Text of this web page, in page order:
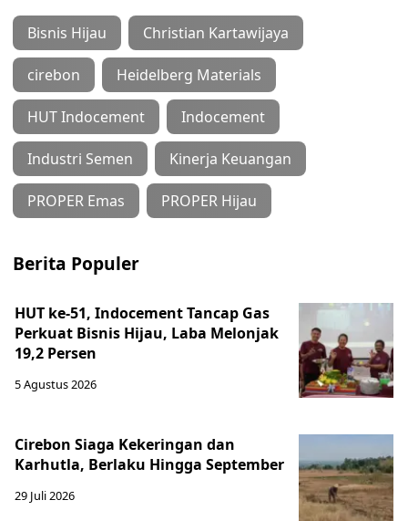
Bisnis Hijau Christian Kartawijaya
cirebon Heidelberg Materials
HUT Indocement Indocement
Industri Semen Kinerja Keuangan
PROPER Emas PROPER Hijau
Berita Populer
HUT ke-51, Indocement Tancap Gas
Perkuat Bisnis Hijau, Laba Melonjak
19,2 Persen
5 Agustus 2026
Cirebon Siaga Kekeringan dan
Karhutla, Berlaku Hingga September
29 Juli 2026